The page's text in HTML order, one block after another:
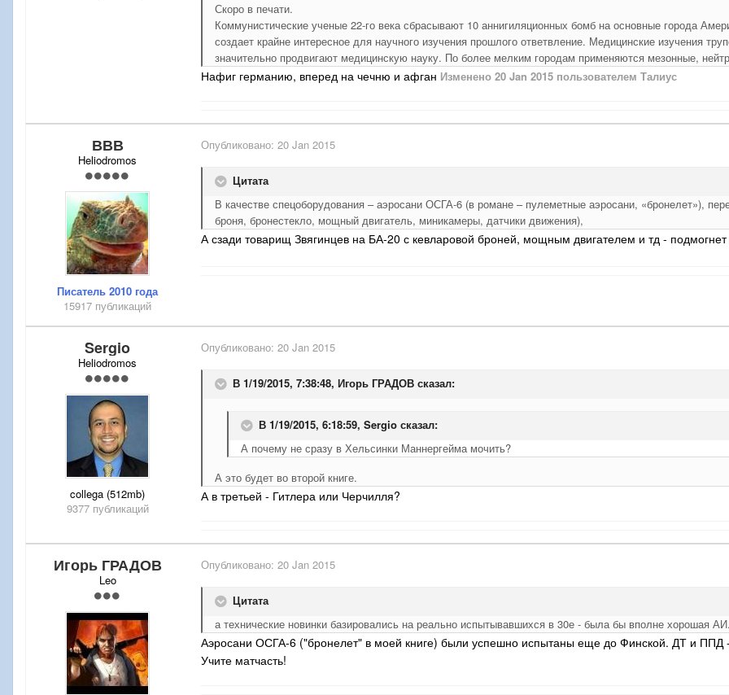
Скоро в печати.
Коммунистические ученые 22-го века сбрасывают 10 аннигиляционных бомб на основные города
создает крайне интересное для научного изучения прошлого ответвление. Медицинские изучения
значительно продвигают медицинскую науку. По более мелким городам применяются мезонные,
Нафиг германию, вперед на чечню и афган Изменено 20 Jan 2015 пользователем Талиус
ВВВ
Heliodromos
Писатель 2010 года
15917 публикаций
Опубликовано: 20 Jan 2015
Цитата
В качестве спецоборудования – аэросани ОСГА-6 (в романе – пулеметные аэросани, «бронелет»),
броня, бронестекло, мощный двигатель, миникамеры, датчики движения),
А сзади товарищ Звягинцев на БА-20 с кевларовой броней, мощным двигателем и тд - подмогнет
Sergio
Heliodromos
collega (512mb)
9377 публикаций
Опубликовано: 20 Jan 2015
В 1/19/2015, 7:38:48, Игорь ГРАДОВ сказал:
В 1/19/2015, 6:18:59, Sergio сказал:
А почему не сразу в Хельсинки Маннергейма мочить?
А это будет во второй книге.
А в третьей - Гитлера или Черчилля?
Игорь ГРАДОВ
Leo
Опубликовано: 20 Jan 2015
Цитата
а технические новинки базировались на реально испытывавшихся в 30е - была бы вполне хорошая
Аэросани ОСГА-6 ("бронелет" в моей книге) были успешно испытаны еще до Финской. ДТ и ППД
Учите матчасть!